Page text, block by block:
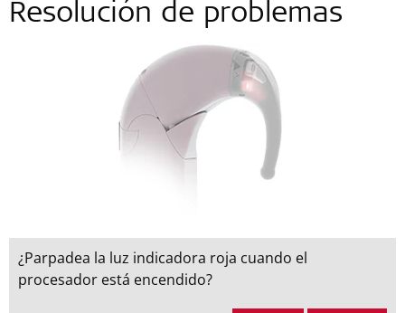
Resolución de problemas
¿Parpadea la luz indicadora roja cuando el
procesador está encendido?